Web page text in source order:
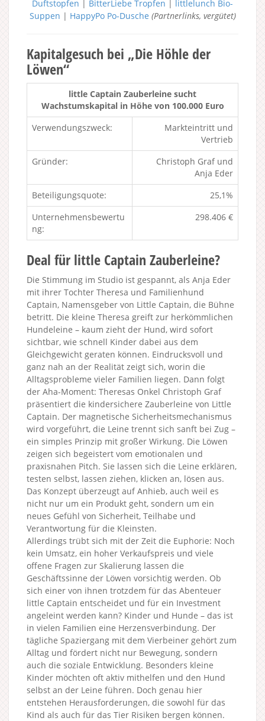
Duftstopfen BitterLiebe Tropfen
littlelunch Bio-
Suppen | HappyPo Po-Dusche (Partnerlinks, vergütet)
Kapitalgesuch bei „Die Höhle der
Löwen“
little Captain Zauberleine sucht
Wachstumskapital in Höhe von 100.000 Euro
Verwendungszweck:
Markteintritt und
Vertrieb
Gründer:
Christoph Graf und
Anja Eder
Beteiligungsquote:
25,1%
Unternehmensbewertu
ng:
298.406 €
Deal für little Captain Zauberleine?
Die Stimmung im Studio ist gespannt, als Anja Eder
mit ihrer Tochter Theresa und Familienhund
Captain, Namensgeber von Little Captain, die Bühne
betritt. Die kleine Theresa greift zur herkömmlichen
Hundeleine – kaum zieht der Hund, wird sofort
sichtbar, wie schnell Kinder dabei aus dem
Gleichgewicht geraten können. Eindrucksvoll und
ganz nah an der Realität zeigt sich, worin die
Alltagsprobleme vieler Familien liegen. Dann folgt
der Aha-Moment: Theresas Onkel Christoph Graf
präsentiert die kindersichere Zauberleine von Little
Captain. Der magnetische Sicherheitsmechanismus
wird vorgeführt, die Leine trennt sich sanft bei Zug –
ein simples Prinzip mit großer Wirkung. Die Löwen
zeigen sich begeistert vom emotionalen und
praxisnahen Pitch. Sie lassen sich die Leine erklären,
testen selbst, lassen ziehen, klicken an, lösen aus.
Das Konzept überzeugt auf Anhieb, auch weil es
nicht nur um ein Produkt geht, sondern um ein
neues Gefühl von Sicherheit, Teilhabe und
Verantwortung für die Kleinsten.
Allerdings trübt sich mit der Zeit die Euphorie: Noch
kein Umsatz, ein hoher Verkaufspreis und viele
offene Fragen zur Skalierung lassen die
Geschäftssinne der Löwen vorsichtig werden. Ob
sich einer von ihnen trotzdem für das Abenteuer
little Captain entscheidet und für ein Investment
angeleint werden kann? Kinder und Hunde – das ist
in vielen Familien eine Herzensverbindung. Der
tägliche Spaziergang mit dem Vierbeiner gehört zum
Alltag und fördert nicht nur Bewegung, sondern
auch die soziale Entwicklung. Besonders kleine
Kinder möchten oft aktiv mithelfen und den Hund
selbst an der Leine führen. Doch genau hier
entstehen Herausforderungen, die sowohl für das
Kind als auch für das Tier Risiken bergen können.